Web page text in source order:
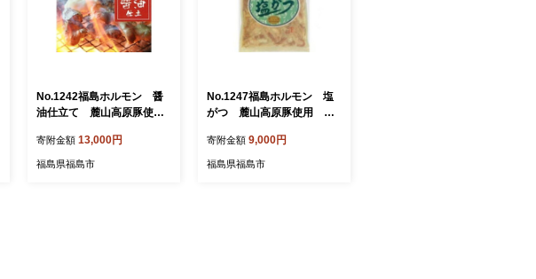
No.1242福島ホルモン 醤
油仕立て 麓山高原豚使
寄附金額 13,000円
福島県福島市
No.1247福島ホルモン 塩
がつ 麓山高原豚使用 【3
寄附金額 9,000円
福島県福島市